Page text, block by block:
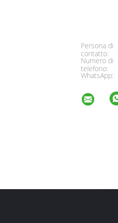
Persona di
contatto:
Numero di
telefono:
WhatsApp: